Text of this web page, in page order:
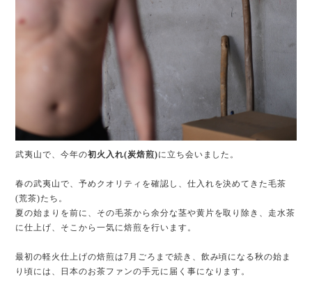
武夷山で、今年の初火入れ(炭焙煎)に立ち会いました。
春の武夷山で、予めクオリティを確認し、仕入れを決めてきた毛茶
(荒茶)たち。
夏の始まりを前に、その毛茶から余分な茎や黄片を取り除き、走水茶
に仕上げ、そこから一気に焙煎を行います。
最初の軽火仕上げの焙煎は7月ごろまで続き、飲み頃になる秋の始ま
り頃には、日本のお茶ファンの手元に届く事になります。